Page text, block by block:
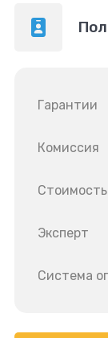
Гарантии
Комиссия
Стоимость
Эксперт
Система